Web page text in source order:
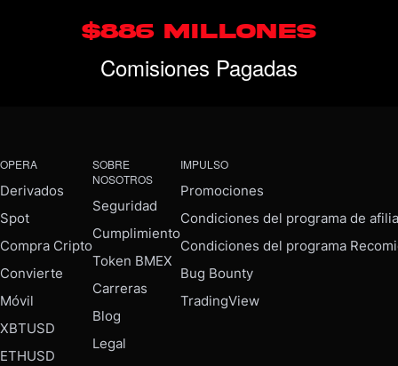
$886 MILLONES
Comisiones Pagadas
OPERA
Derivados
Spot
Compra Cripto
Convierte
Móvil
XBTUSD
ETHUSD
SOBRE
NOSOTROS
Seguridad
Cumplimiento
Token BMEX
Carreras
Blog
Legal
IMPULSO
Promociones
Condiciones del programa de
Condiciones del programa
Bug Bounty
TradingView